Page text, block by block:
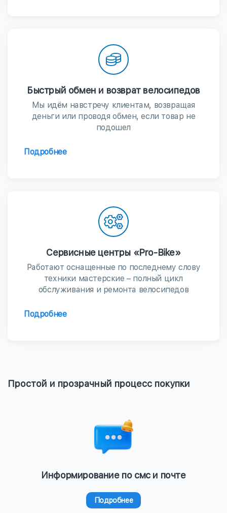
Быстрый обмен и возврат велосипедов
Мы идём навстречу клиентам, возвращая
деньги или проводя обмен, если товар не
подошел
Подробнее
Сервисные центры «Pro-Bike»
Работают оснащенные по последнему слову
техники мастерские – полный цикл
обслуживания и ремонта велосипедов
Подробнее
Простой и прозрачный процесс покупки
Информирование по смс и почте
Подробнее